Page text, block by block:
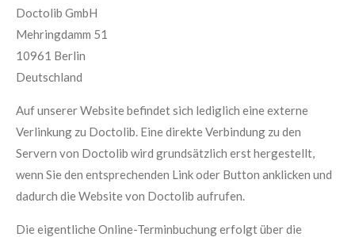
Doctolib GmbH
Mehringdamm 51
10961 Berlin
Deutschland
Auf unserer Website befindet sich lediglich eine externe
Verlinkung zu Doctolib. Eine direkte Verbindung zu den
Servern von Doctolib wird grundsätzlich erst hergestellt,
wenn Sie den entsprechenden Link oder Button anklicken und
dadurch die Website von Doctolib aufrufen.
Die eigentliche Online-Terminbuchung erfolgt über die